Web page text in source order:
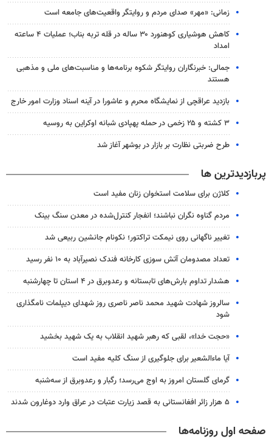
زمانی: «مهر» صدای مردم و روایتگر واقعیت‌های جامعه است
کاهش هوشیاری کوهنورد ۳۰ ساله در قله تربه بناب؛ عملیات ۴ ساعته
امداد
جمالی: خبرنگاران روایتگر شکوه برنامه‌ها و مناسبت‌های ملی و مذهبی
هستند
بازدید عراقچی از نمایشگاه محرم و عاشورا در آینه اسناد وزارت امور خارج
۳ کشته و ۲۵ زخمی در حمله پهپادی شبانه اوکراین به روسیه
طرح ضربتی نظارت بر بازار در بوشهر آغاز شد
پربازدیدترین ها
کلاژن برای سلامت استخوان زنان مفید است
مردم گناوه نگران نباشند؛ انفجار کنترل‌شده در معدن سنگ بینک
تغییر ناگهانی روی نیمکت تراکتور؛ نکونام جانشین ربیعی شد
تعداد مصدومان آتش سوزی کارخانه فندک نصیرآباد به ۱۰ نفر رسید
هشدار تداوم بارش‌های تابستانه و رعدوبرق در ۴ استان تا چهارشنبه
سالروز شهادت شهید محمد ناصر ناصری روز شهدای دیپلمات نامگذاری
شود
«حجت خدا»، لقبی که رهبر شهید انقلاب به یک شهید بخشید
آیا ماءالشعیر برای جلوگیری از سنگ کلیه مفید است
گرمای گلستان امروز به اوج می‌رسد؛ رگبار و رعدوبرق از سه‌شنبه
۵ هزار زائر افغانستانی به قصد زیارت عتبات در عراق وارد دوغارون شدند
صفحه اول روزنامه‌ها